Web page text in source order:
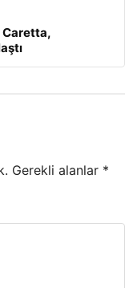
Caretta,
Gerekli alanlar *